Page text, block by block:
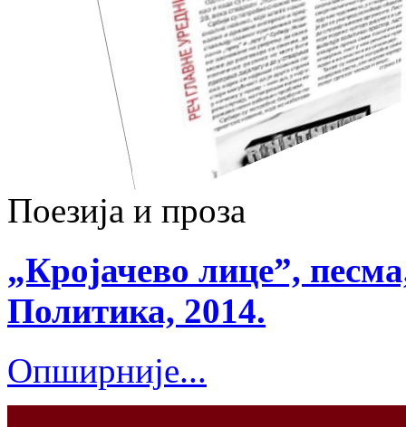
Поезија и проза
„Кројачево лице”,
Политика, 2014.
Опширније...